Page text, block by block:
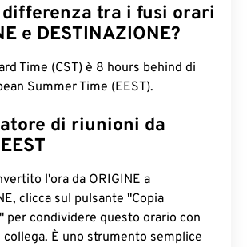
differenza tra i fusi orari
e DESTINAZIONE?
Time (CST) è 8 hours behind di
Summer Time (EEST).
di riunioni da
l'ora da ORIGINE a
clicca sul pulsante "Copia
per condividere questo orario con
collega. È uno strumento semplice